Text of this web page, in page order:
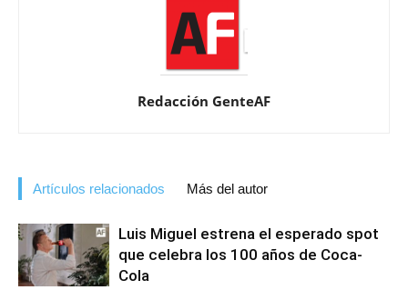
Redacción GenteAF
Artículos relacionados Más del autor
Luis Miguel estrena el esperado spot
que celebra los 100 años de Coca-
Cola